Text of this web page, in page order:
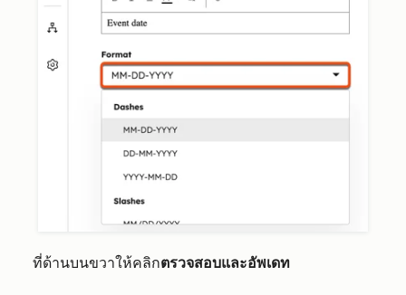
ที่ด้านบนขวาให้คลิกตรวจสอบและอัพเดท